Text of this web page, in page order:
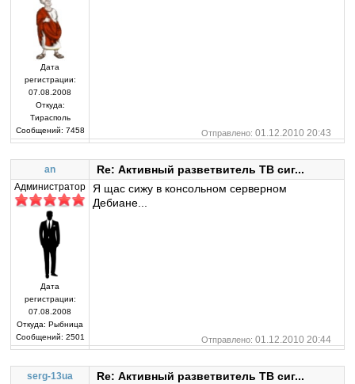
Дата
регистрации:
07.08.2008
Откуда:
Тирасполь
Сообщений: 7458 Отправлено: 01.12.2010 20:43
an Re: Активный разветвитель ТВ сиг...
Администратор
Дата
регистрации:
07.08.2008
Откуда: Рыбница
Сообщений: 2501
Я щас сижу в консольном серверном
Дебиане...
Отправлено: 01.12.2010 20:44
serg-13ua Re: Активный разветвитель ТВ сиг...